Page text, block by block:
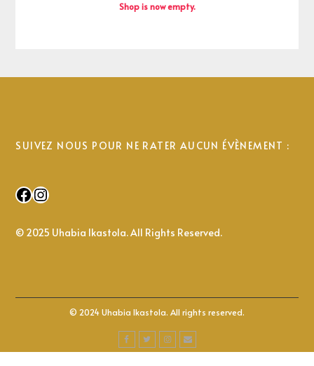
Shop is now empty.
SUIVEZ NOUS POUR NE RATER AUCUN ÉVÈNEMENT :
Facebook
Instagram
© 2025 Uhabia Ikastola. All Rights Reserved.
© 2024 Uhabia Ikastola. All rights reserved.